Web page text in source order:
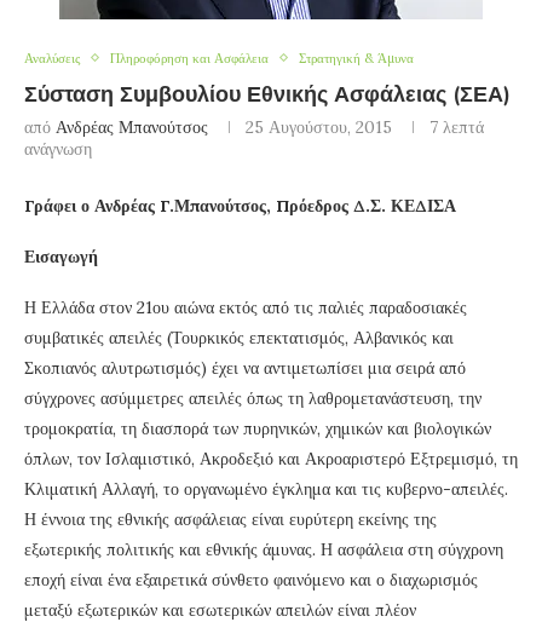
Αναλύσεις Πληροφόρηση και Ασφάλεια Στρατηγική & Άμυνα
Σύσταση Συμβουλίου Εθνικής Ασφάλειας (ΣΕΑ)
από Ανδρέας Μπανούτσος 25 Αυγούστου, 2015
7 λεπτά
ανάγνωση
Γράφει ο Ανδρέας Γ.Μπανούτσος, Πρόεδρος Δ.Σ. ΚΕΔΙΣΑ
Εισαγωγή
Η Ελλάδα στον 21ου αιώνα εκτός από τις παλιές παραδοσιακές
συμβατικές απειλές (Τουρκικός επεκτατισμός, Αλβανικός και
Σκοπιανός αλυτρωτισμός) έχει να αντιμετωπίσει μια σειρά από
σύγχρονες ασύμμετρες απειλές όπως τη λαθρομετανάστευση, την
τρομοκρατία, τη διασπορά των πυρηνικών, χημικών και βιολογικών
όπλων, τον Ισλαμιστικό, Ακροδεξιό και Ακροαριστερό Εξτρεμισμό, τη
Κλιματική Αλλαγή, το οργανωμένο έγκλημα και τις κυβερνο-απειλές.
Η έννοια της εθνικής ασφάλειας είναι ευρύτερη εκείνης της
εξωτερικής πολιτικής και εθνικής άμυνας. Η ασφάλεια στη σύγχρονη
εποχή είναι ένα εξαιρετικά σύνθετο φαινόμενο και ο διαχωρισμός
μεταξύ εξωτερικών και εσωτερικών απειλών είναι πλέον